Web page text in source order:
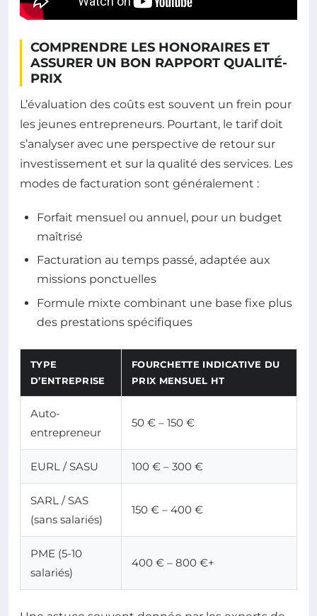
COMPRENDRE LES HONORAIRES ET
ASSURER UN BON RAPPORT QUALITÉ-
PRIX
L’évaluation des coûts est souvent un frein pour
les jeunes entrepreneurs. Pourtant, le tarif doit
s’analyser avec une perspective de retour sur
investissement et sur la qualité des services. Les
modes de facturation sont généralement :
Forfait mensuel ou annuel, pour un budget
maîtrisé
Facturation au temps passé, adaptée aux
missions ponctuelles
Formule mixte combinant une base fixe plus
des prestations spécifiques
TYPE
D’ENTREPRISE
FOURCHETTE INDICATIVE DU
PRIX MENSUEL HT
Auto-
entrepreneur
50 € – 150 €
EURL / SASU 100 € – 300 €
SARL / SAS
(sans salariés)
150 € – 400 €
PME (5-10
salariés)
400 € – 800 €+